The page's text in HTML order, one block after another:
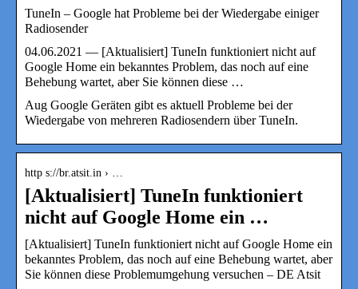
TuneIn – Google hat Probleme bei der Wiedergabe einiger
Radiosender
04.06.2021 — [Aktualisiert] TuneIn funktioniert nicht auf
Google Home ein bekanntes Problem, das noch auf eine
Behebung wartet, aber Sie können diese …
Aug Google Geräten gibt es aktuell Probleme bei der
Wiedergabe von mehreren Radiosendern über TuneIn.
http s://br.atsit.in › …
[Aktualisiert] TuneIn funktioniert
nicht auf Google Home ein …
[Aktualisiert] TuneIn funktioniert nicht auf Google Home ein
bekanntes Problem, das noch auf eine Behebung wartet, aber
Sie können diese Problemumgehung versuchen – DE Atsit